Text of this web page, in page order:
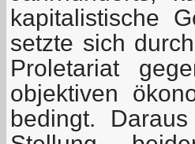
kapitalistische
setzte sich
Proletariat
objektiven
bedingt.